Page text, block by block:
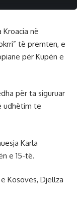
në
të premten, e
për Kupën e
për ta siguruar
udhëtim te
Karla
e 15-të.
Kosovës, Djellza